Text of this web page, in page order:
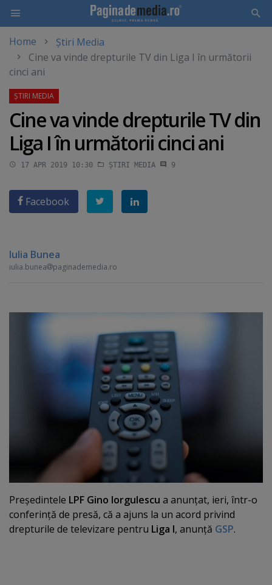
main
content
Home
Știri Media
Cine va vinde drepturile TV din Liga I în următorii
cinci ani
Cine va vinde drepturile TV din
Liga I în următorii cinci ani
17 APR 2019 10:30 ȘTIRI MEDIA 9
Facebook
Iulia Bunea
iulia.bunea paginademedia.ro
Preşedintele LPF Gino Iorgulescu a anunţat, ieri, într-o
conferinţă de presă, că a ajuns la un acord privind
drepturile de televizare pentru Liga I, anunţă GSP.